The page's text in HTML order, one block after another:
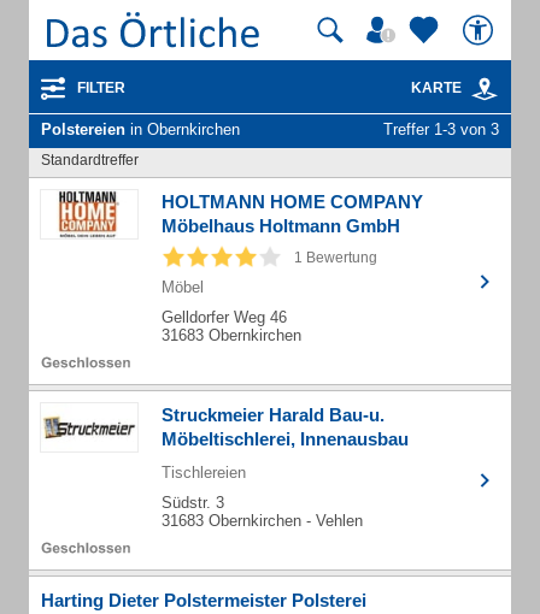
FILTER KARTE
Polstereien in Obernkirchen Treffer 1-3 von 3
Standardtreffer
HOLTMANN HOME COMPANY
Möbelhaus Holtmann GmbH
1 Bewertung
Möbel
Gelldorfer Weg 46
31683 Obernkirchen
Struckmeier Harald Bau-u.
Möbeltischlerei, Innenausbau
Tischlereien
Südstr. 3
31683 Obernkirchen - Vehlen
Harting Dieter Polstermeister Polsterei